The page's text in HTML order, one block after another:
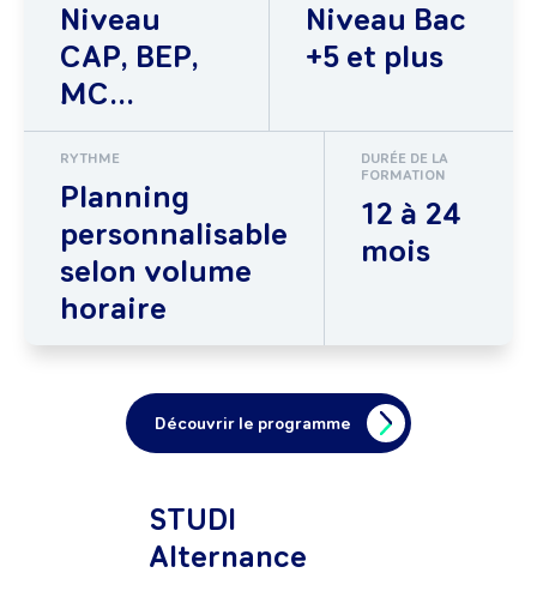
Niveau
CAP, BEP,
MC...
Niveau Bac
+5 et plus
RYTHME
Planning
personnalisable
selon volume
horaire
DURÉE DE LA
FORMATION
12 à 24
mois
Découvrir le programme
STUDI
Alternance